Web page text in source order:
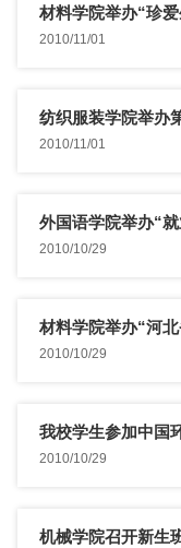
材料学院举办“珍
2010/11/01
纺织服装学院举办
2010/11/01
外国语学院举办“
2010/10/29
材料学院举办“河
2010/10/29
我校学生参加中国
动
2010/10/29
机械学院召开新生